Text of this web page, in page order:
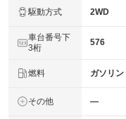
駆動方式 2WD
車台番号下
3桁
576
燃料 ガソリン
その他 ―